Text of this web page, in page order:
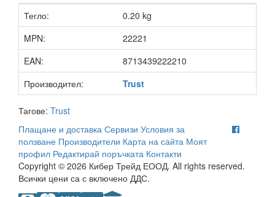
Тегло:
0.20 kg
MPN:
22221
EAN:
8713439222210
Производител:
Trust
Тагове: Trust
Плащане и доставка Сервизи Условия за
ползване Производители Карта на сайта Моят
профил Редактирай поръчката Контакти
Copyright © 2026 Кибер Трейд ЕООД. All rights reserved.
Всички цени са с включено ДДС.